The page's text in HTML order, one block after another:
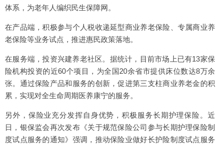
体系，为老年人编织民生保障网。
在产品端，积极参与个人税收递延型商业养老保险、专属商业养
老保险等业务试点，推进惠民政策落地。
在服务端，投资兴建养老社区。据统计，目前市场上已有13家保
险机构投资的近60个项目，为全国20余省市提供床位数达8万余
张。通过保险产品和服务的创新，促进第三支柱商业养老金的积
累，实现对全生命周期医养康宁的服务。
另外，保险业充分发挥自身优势，积极服务长期护理保险。近
日，银保监会再次发布《关于规范保险公司参与长期护理保险制
度试点服务的通知》强调，推动保险业做好长护险制度试点服务